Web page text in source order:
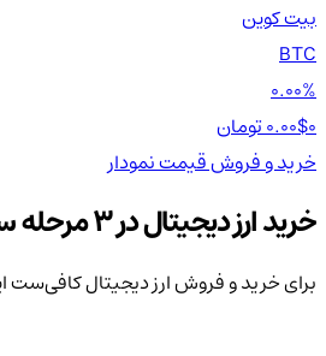
بیت کوین
BTC
0.00%
0.00$0 تومان
خرید و فروشقیمتنمودار
خرید ارز دیجیتال در 3 مرحله ساده
برای خرید و فروش ارز دیجیتال کافی‌ست